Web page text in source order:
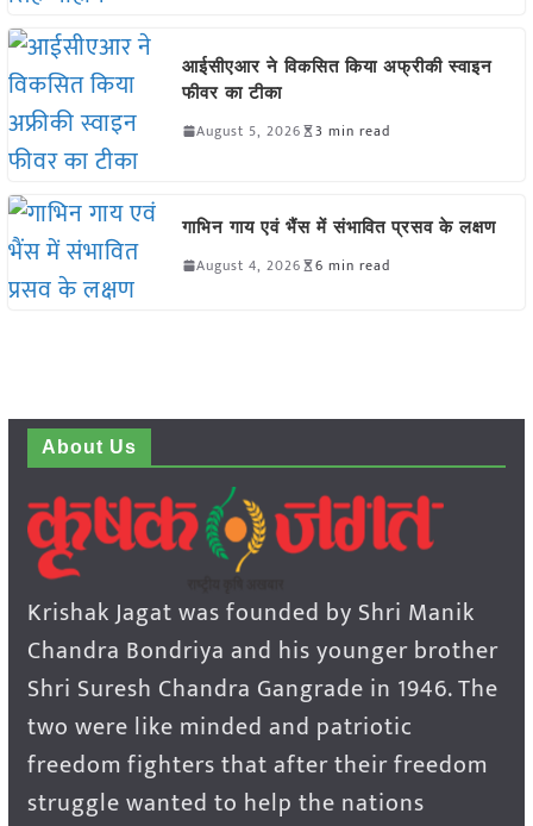
आईसीएआर ने विकसित किया अफ्रीकी स्वाइन
फीवर का टीका
August 5, 2026 3 min read
गाभिन गाय एवं भैंस में संभावित प्रसव के लक्षण
August 4, 2026 6 min read
About Us
Krishak Jagat was founded by Shri Manik
Chandra Bondriya and his younger brother
Shri Suresh Chandra Gangrade in 1946. The
two were like minded and patriotic
freedom fighters that after their freedom
struggle wanted to help the nations